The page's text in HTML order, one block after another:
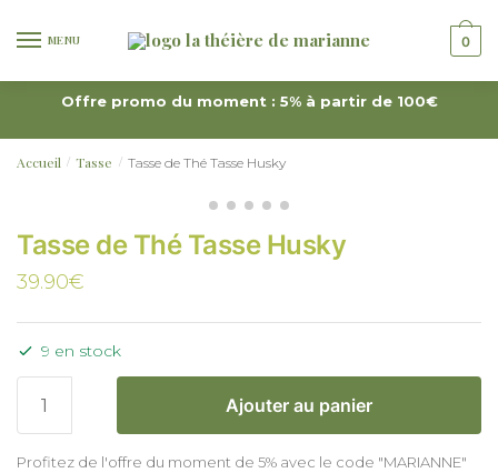
MENU 0
Offre promo du moment : 5% à partir de 100€
Accueil / Tasse / Tasse de Thé Tasse Husky
Tasse de Thé Tasse Husky
39.90€
9 en stock
Ajouter au panier
Profitez de l'offre du moment de 5% avec le code "MARIANNE"